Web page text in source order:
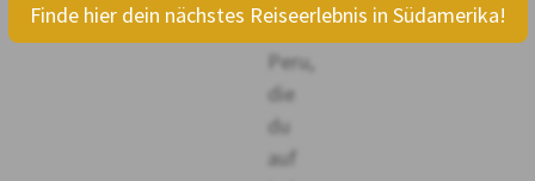
Finde hier dein nächstes Reiseerlebnis in Südamerika!